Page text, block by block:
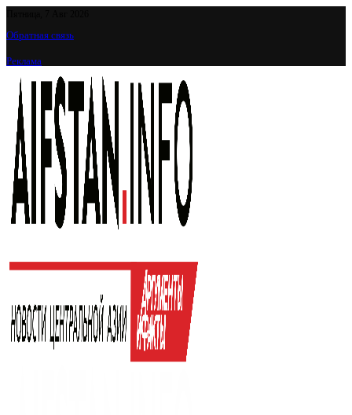
Обратная связь
Реклама